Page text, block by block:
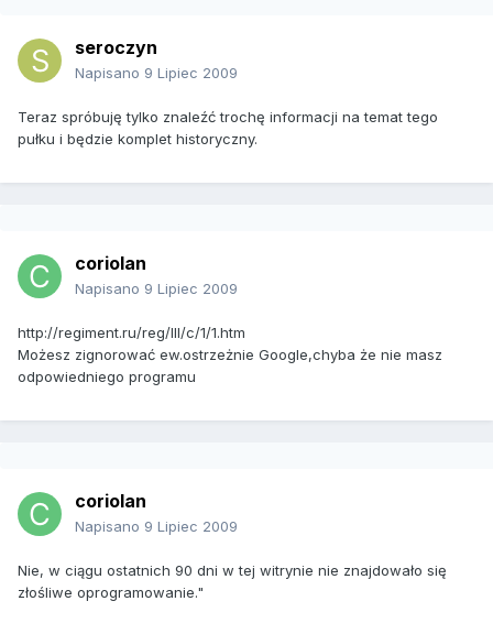
seroczyn
Napisano 9 Lipiec 2009
Teraz spróbuję tylko znaleźć trochę informacji na temat tego
pułku i będzie komplet historyczny.
coriolan
Napisano 9 Lipiec 2009
http://regiment.ru/reg/III/c/1/1.htm
Możesz zignorować ew.ostrzeżnie Google,chyba że nie masz
odpowiedniego programu
coriolan
Napisano 9 Lipiec 2009
Nie, w ciągu ostatnich 90 dni w tej witrynie nie znajdowało się
złośliwe oprogramowanie."